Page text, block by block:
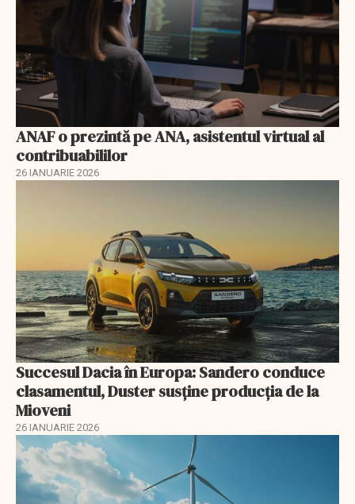
ANAF o prezintă pe ANA, asistentul virtual al
contribuabililor
26 IANUARIE 2026
Succesul Dacia în Europa: Sandero conduce
clasamentul, Duster susține producția de la
Mioveni
26 IANUARIE 2026